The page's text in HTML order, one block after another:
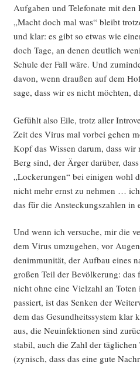
Auf­ga­ben und Tele­fo­na­te mit
„Macht doch mal was“ bleibt
und klar: es gibt so etwas wie
doch Tage, an denen deut­lich
Schu­le der Fall wäre. Und
davon, wenn drau­ßen auf dem
sage, dass wir es nicht möch­ten,
Gefühlt also Eile, trotz aller
Zeit des Virus mal vor­bei gehen
Kopf das Wis­sen dar­um, dass
Berg sind, der Ärger dar­über,
„Locke­run­gen“ bei eini­gen wohl
nicht mehr ernst zu neh­men …
das für die Anste­ckungs­zah­len in
Und wenn ich ver­su­che, mir die
dem Virus umzu­ge­hen, vor
den­im­mu­ni­tät, der Auf­bau eines
gro­ßen Teil der Bevöl­ke­rung:
nicht ohne eine Viel­zahl an
pas­siert, ist das Sen­ken der
dem das Gesund­heits­sys­tem klar
aus, die Neu­in­fek­tio­nen sind
sta­bil, auch die Zahl der
(zynisch, dass das eine gute